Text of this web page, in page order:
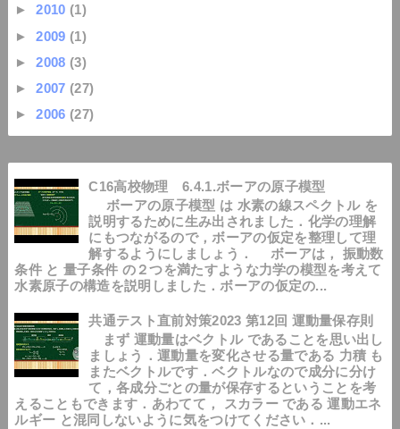
►2010 (1)
►2009 (1)
►2008 (3)
►2007 (27)
►2006 (27)
C16高校物理 6.4.1.ボーアの原子模型
ボーアの原子模型 は 水素の線スペクトル を
説明するために生み出されました．化学の理解
にもつながるので，ボーアの仮定を整理して理
解するようにしましょう． ボーアは， 振動数
条件 と 量子条件 の２つを満たすような力学の模型を考えて
水素原子の構造を説明しました．ボーアの仮定の...
共通テスト直前対策2023 第12回 運動量保存則
まず 運動量はベクトル であることを思い出し
ましょう．運動量を変化させる量である 力積 も
またベクトルです．ベクトルなので成分に分け
て，各成分ごとの量が保存するということを考
えることもできます．あわてて， スカラー である 運動エネ
ルギー と混同しないように気をつけてください．...